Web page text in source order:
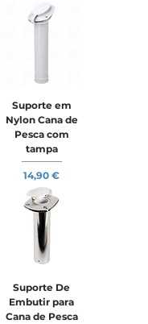
Suporte em
Nylon Cana de
Pesca com
tampa
Preço
14,90 €
Suporte De
Embutir para
Cana de Pesca